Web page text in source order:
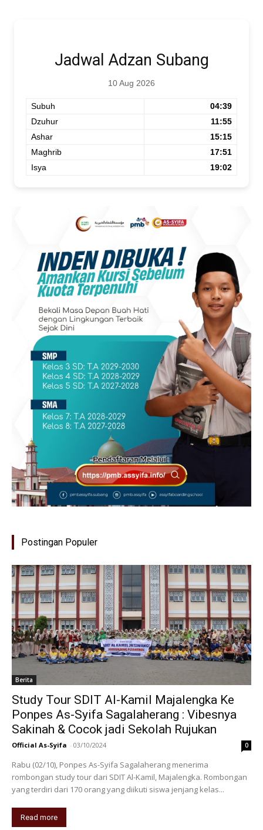
Jadwal Adzan Subang
10 Aug 2026
Subuh
04:39
Dzuhur
11:55
Ashar
15:15
Maghrib
17:51
Isya
19:02
Postingan Populer
Berita
Study Tour SDIT Al-Kamil Majalengka Ke
Ponpes As-Syifa Sagalaherang : Vibesnya
Sakinah & Cocok jadi Sekolah Rujukan
Official As-Syifa - 03/10/2024 0
Rabu (02/10), Ponpes As-Syifa Sagalaherang menerima
rombongan study tour dari SDIT Al-Kamil, Majalengka. Rombongan
yang terdiri dari 170 orang yang diikuti siswa jenjang kelas...
Read more